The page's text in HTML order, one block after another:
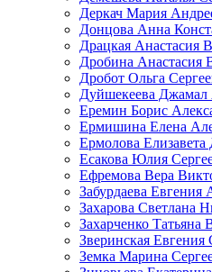
Деркач Мария
Донцова Анна
Драцкая Анастасия
Дробина Анастасия
Дробот Ольга
Дуйшекеева Джамал
Еремин Борис
Ермишина Елена
Ермолова
Есакова Юлия
Ефремова Вера
Забурдаева Евгения
Захарова Светлана
Захарченко Татьяна
Зверинская Евгения
Земка Марина